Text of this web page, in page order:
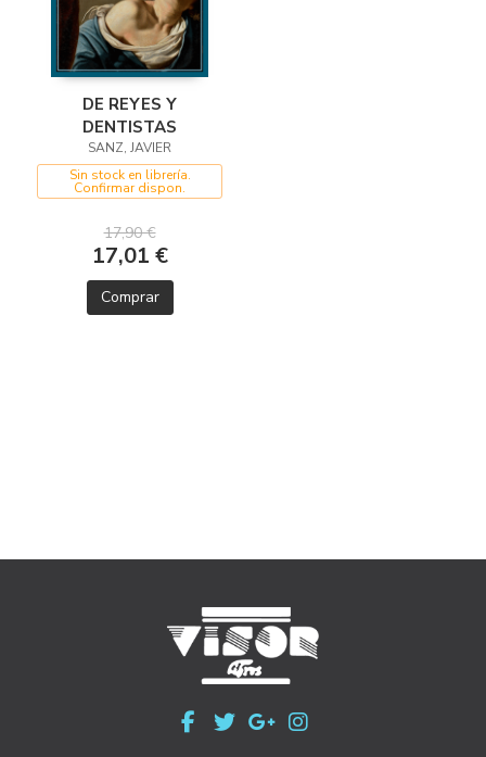
DE REYES Y
DENTISTAS
SANZ, JAVIER
Sin stock en librería.
Confirmar dispon.
17,90 €
17,01 €
Comprar